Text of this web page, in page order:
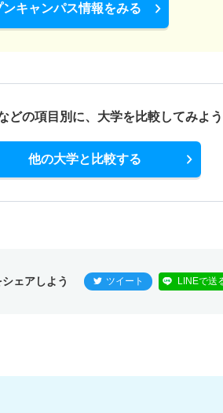
ンキャンパス情報をみる
どの項目別に、 大学を比較してみよう
他の大学と比較する
ェアしよう ツイート LINEで送